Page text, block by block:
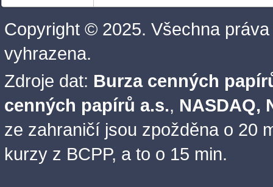
Copyright © 2025. Všechna práva
vyhrazena.
Zdroje dat: Burza cenných
cenných papírů a.s., NASDAQ,
ze zahraničí jsou zpožděna o 20
kurzy z BCPP, a to o 15 min.